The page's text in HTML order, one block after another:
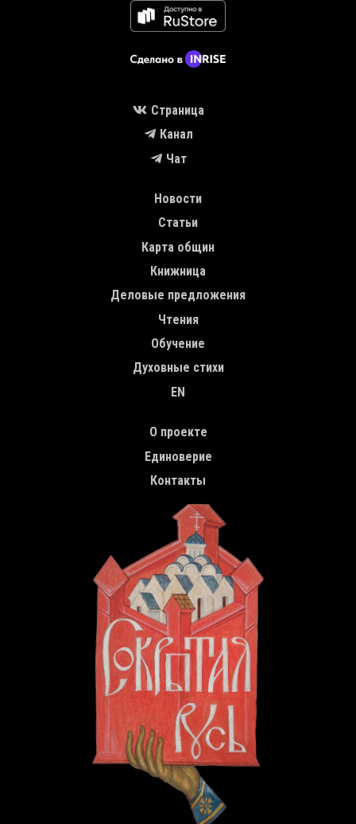
Страница
Канал
Чат
Новости
Статьи
Карта общин
Книжница
Деловые предложения
Чтения
Обучение
Духовные стихи
EN
О проекте
Единоверие
Контакты